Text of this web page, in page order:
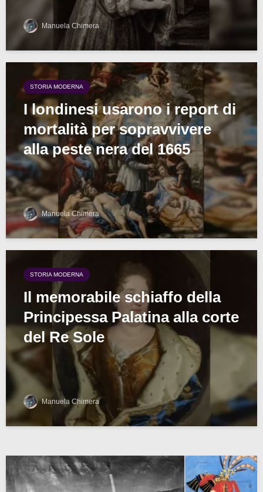
Manuela Chimera
STORIA MODERNA
I londinesi usarono i report di
mortalità per sopravvivere
alla peste nera del 1665
Manuela Chimera
STORIA MODERNA
Il memorabile schiaffo della
Principessa Palatina alla corte
del Re Sole
Manuela Chimera